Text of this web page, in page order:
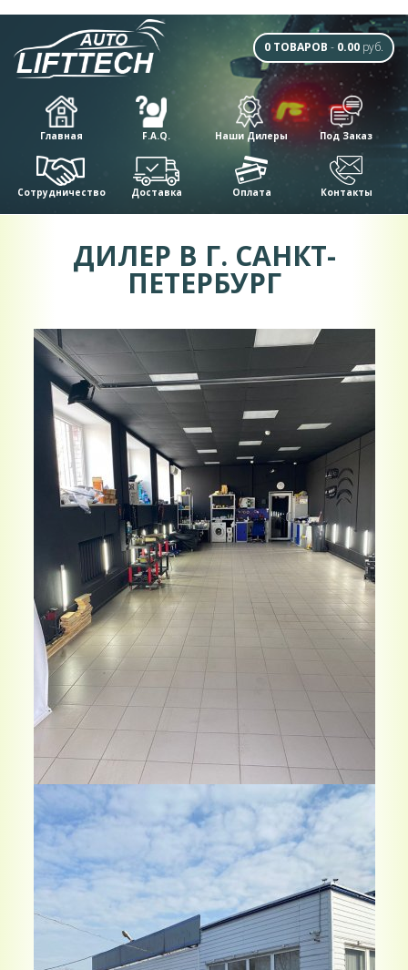
0 ТОВАРОВ - 0.00 руб.
Главная F.A.Q. Наши Дилеры Под Заказ
Сотрудничество Доставка Оплата Контакты
ДИЛЕР В Г. САНКТ-
ПЕТЕРБУРГ